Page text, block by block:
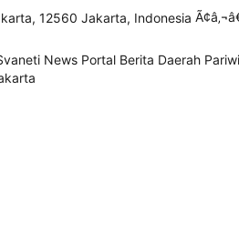
12560 Jakarta, Indonesia